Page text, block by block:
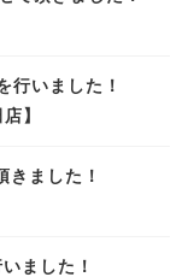
いました！
】
きました！
ました！